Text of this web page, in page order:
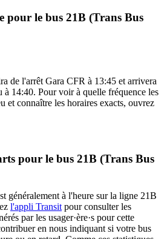
pour le bus 21B (Trans Bus
de l'arrêt Gara CFR à 13:45 et arrivera
à 14:40. Pour voir à quelle fréquence les
et connaître les horaires exacts, ouvrez
pour le bus 21B (Trans Bus
généralement à l'heure sur la ligne 21B
l'appli Transit pour consulter les
par les usager·ère·s pour cette
en nous indiquant si votre bus